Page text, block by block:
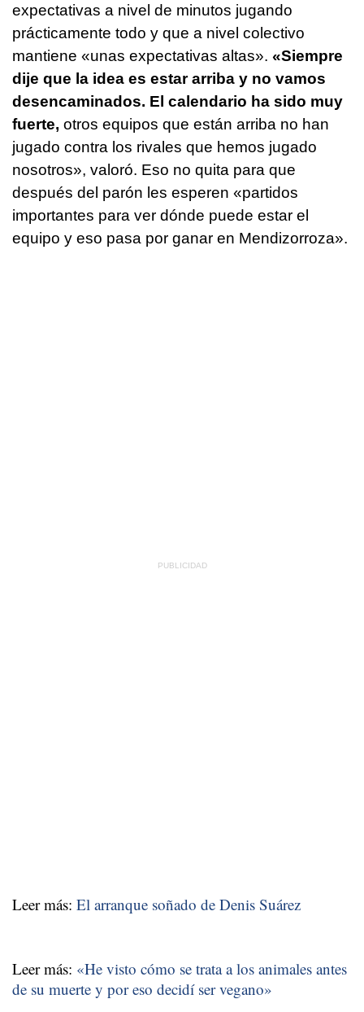
expectativas a nivel de minutos jugando
prácticamente todo y que a nivel colectivo
mantiene «unas expectativas altas». «Siempre
dije que la idea es estar arriba y no vamos
desencaminados. El calendario ha sido muy
fuerte, otros equipos que están arriba no han
jugado contra los rivales que hemos jugado
nosotros», valoró. Eso no quita para que
después del parón les esperen «partidos
importantes para ver dónde puede estar el
equipo y eso pasa por ganar en Mendizorroza».
Leer más: El arranque soñado de Denis Suárez
Leer más: «He visto cómo se trata a los animales antes
de su muerte y por eso decidí ser vegano»